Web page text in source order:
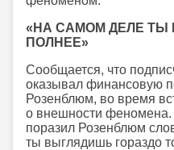
«НА САМОМ ДЕЛЕ
ПОЛНЕЕ»
Сообщается, что
оказывал финансовую
Розенблюм, во время
о внешности феномена.
поразил Розенблюм
ты выглядишь гораздо